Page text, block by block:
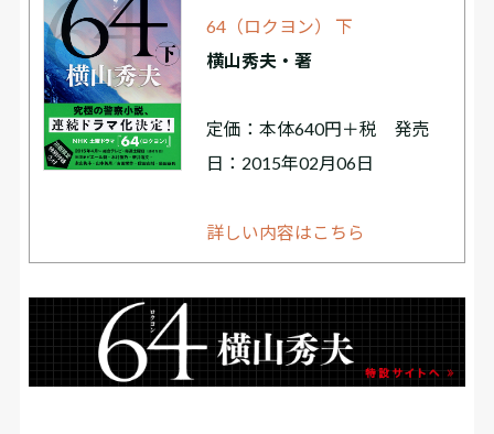
64（ロクヨン） 下
横山秀夫・著
定価：本体640円＋税 発売
日：2015年02月06日
詳しい内容はこちら